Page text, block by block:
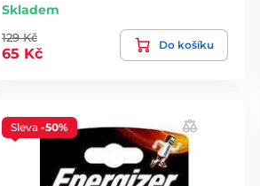
Skladem
129 Kč
65 Kč
Do košíku
Sleva -50%